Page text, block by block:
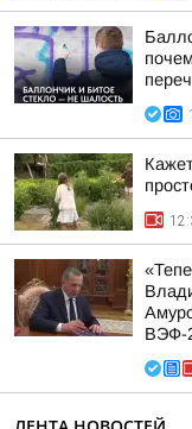
ВЭФ-